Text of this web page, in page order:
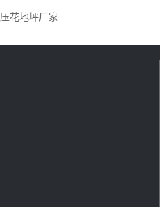
压花地坪厂家